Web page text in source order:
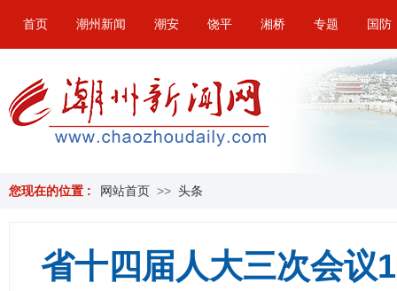
首页 潮州新闻 潮安 饶平 湘桥 专题 国防
您现在的位置 : 网站首页 >> 头条
省十四届人大三次会议